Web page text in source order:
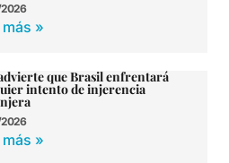
»
que Brasil enfrentará
intento de injerencia
»